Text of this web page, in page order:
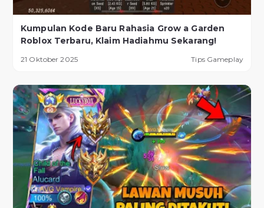
Kumpulan Kode Baru Rahasia Grow a Garden
Roblox Terbaru, Klaim Hadiahmu Sekarang!
21 Oktober 2025 Tips Gameplay